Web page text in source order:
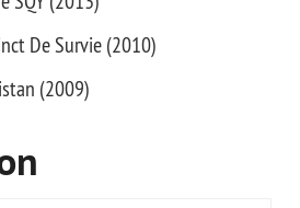
De Survie (2010)
(2009)